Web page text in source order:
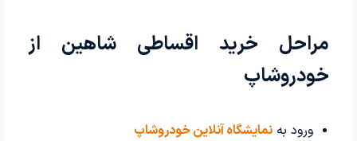
مراحل خرید اقساطی شاهین از
خودروشاپ
ورود به نمایشگاه آنلاین خودروشاپ